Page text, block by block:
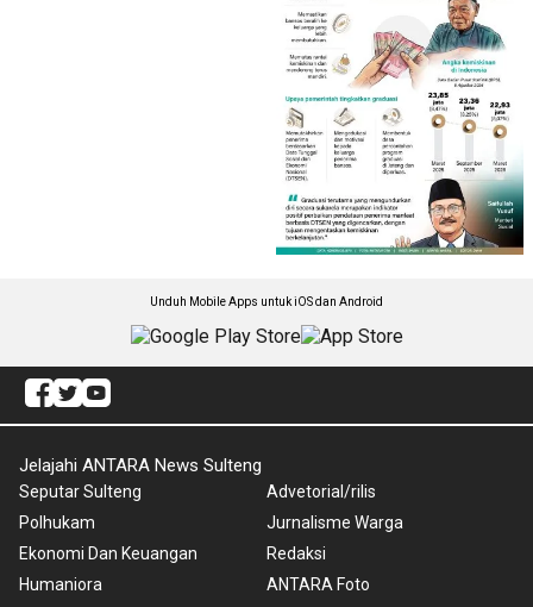
Unduh Mobile Apps untuk iOS dan Android
Jelajahi ANTARA News Sulteng
Seputar Sulteng
Polhukam
Ekonomi Dan Keuangan
Humaniora
Advetorial/rilis
Jurnalisme Warga
Redaksi
ANTARA Foto